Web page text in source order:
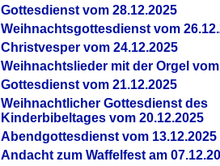
Gottesdienst vom 28.12.2025
Weihnachtsgottesdienst vom
Christvesper vom 24.12.2025
Weihnachtslieder mit der Orgel vom
Gottesdienst vom 21.12.2025
Weihnachtlicher Gottesdienst des
Kinderbibeltages vom 20.12.2025
Abendgottesdienst vom 13.12.2025
Andacht zum Waffelfest am